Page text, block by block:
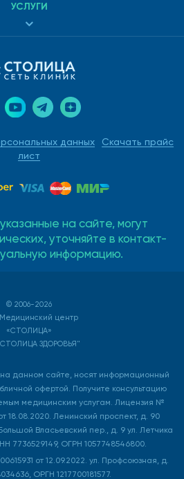
данных
Скачать прайс
лист
УСЛУГИ
на сайте, могут
уточняйте в контакт-
информацию.
© 2006-2026
центр
«СТОЛИЦА»
ЗДОРОВЬЯ"
данном сайте, носят информационный
офертой. Получите консультацию
медицинским услугам. Лицензия №
18.08.2020. Ленинский проспект, д. 90
Власьевский пер., д. 9 ул. Летчика
7736529149, ОГРН 1057748546800.
от 12.09.2022. ул. Профсоюзная, д.
ОРГН 1217700181577.